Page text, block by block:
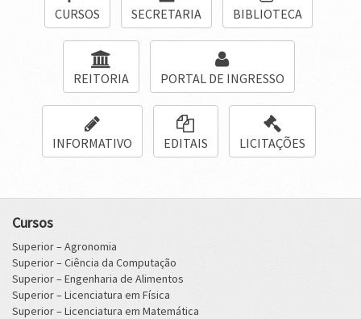
CURSOS SECRETARIA BIBLIOTECA
REITORIA PORTAL DE INGRESSO
INFORMATIVO EDITAIS LICITAÇÕES
Cursos
Superior – Agronomia
Superior – Ciência da Computação
Superior – Engenharia de Alimentos
Superior – Licenciatura em Física
Superior – Licenciatura em Matemática